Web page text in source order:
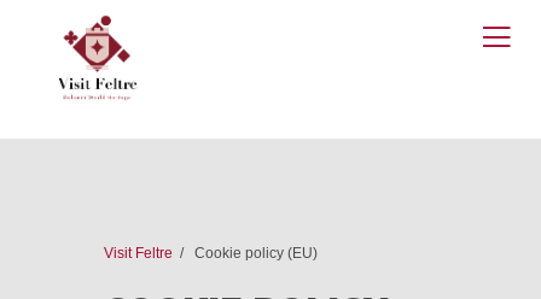
Visit Feltre Cookie policy (EU)